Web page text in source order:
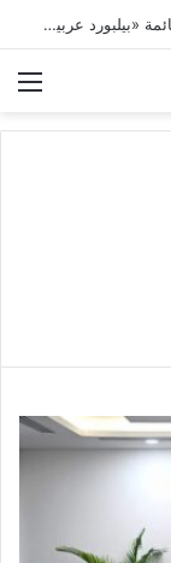
عمرو دياب يدخل موسوعة جينيس بعد تصدره قائمة «بيلبورد عربية» لـ68 أسبوعًا